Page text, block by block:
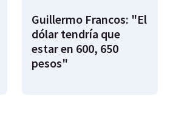
Guillermo Francos: "El
dólar tendría que
estar en 600, 650
pesos"